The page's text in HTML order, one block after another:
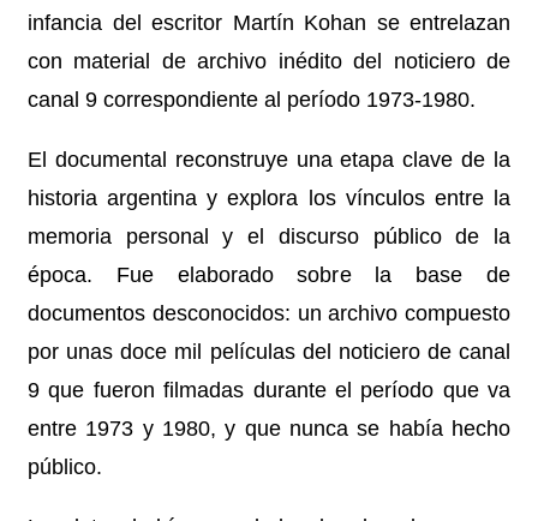
infancia del escritor Martín Kohan se entrelazan
con material de archivo inédito del noticiero de
canal 9 correspondiente al período 1973-1980.
El documental reconstruye una etapa clave de la
historia argentina y explora los vínculos entre la
memoria personal y el discurso público de la
época. Fue elaborado sobre la base de
documentos desconocidos: un archivo compuesto
por unas doce mil películas del noticiero de canal
9 que fueron filmadas durante el período que va
entre 1973 y 1980, y que nunca se había hecho
público.